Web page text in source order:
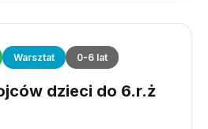
Warsztat 0-6 lat
dzieci do 6.r.ż